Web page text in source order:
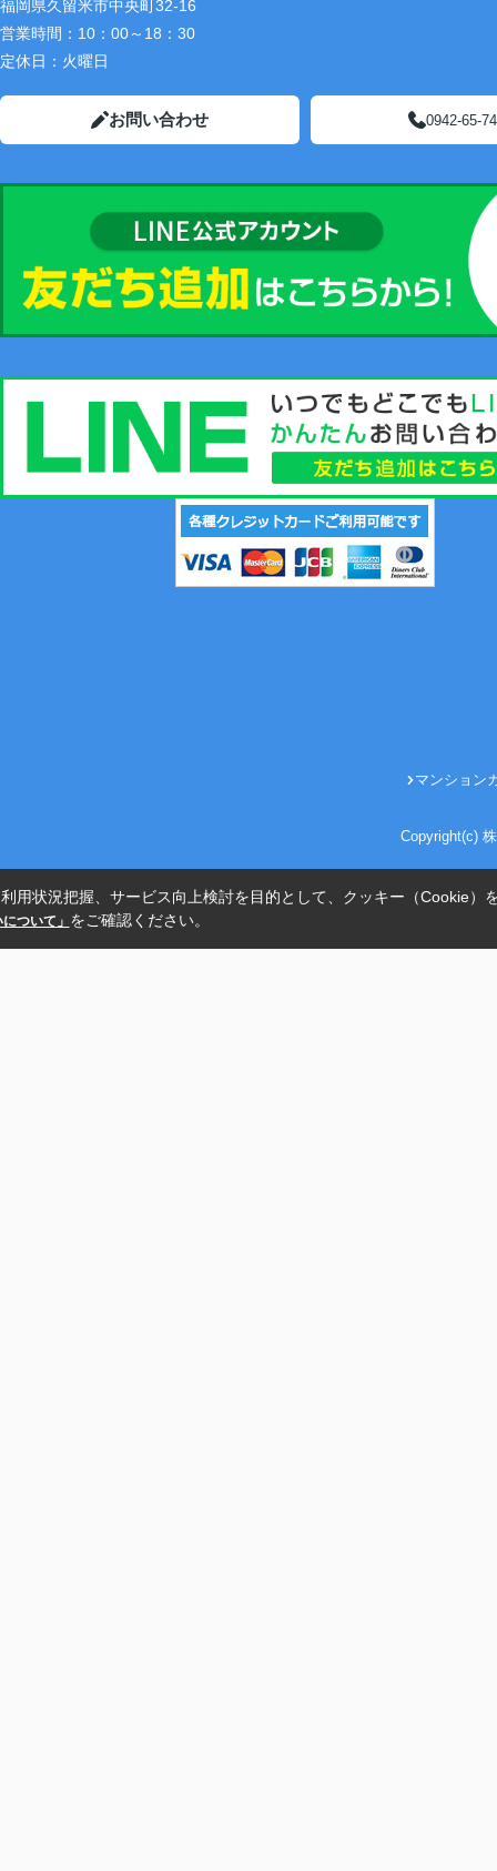
福岡県久留米市中央町32-16
営業時間： 10：00～18：30
定休日： 火曜日
お問い合わせ 0942-65-
マンション
Copyright(c)
用状況把握、サービス向上検討を目的として、クッキー（Cookie）
ついて」 をご確認ください。